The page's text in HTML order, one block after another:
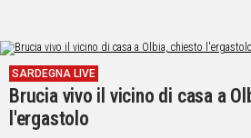
SARDEGNA LIVE
Brucia vivo il vicino di casa a
l'ergastolo